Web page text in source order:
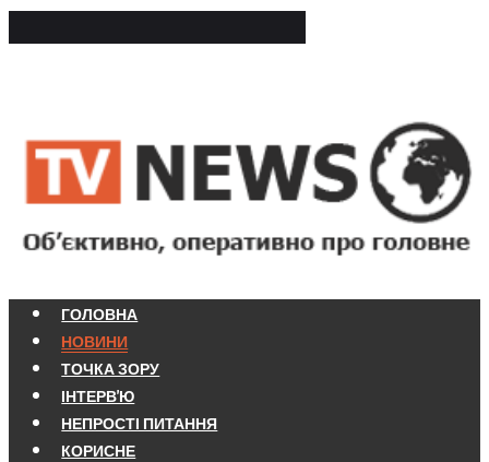
ГОЛОВНА
НОВИНИ
ТОЧКА ЗОРУ
ІНТЕРВ'Ю
НЕПРОСТІ ПИТАННЯ
КОРИСНЕ